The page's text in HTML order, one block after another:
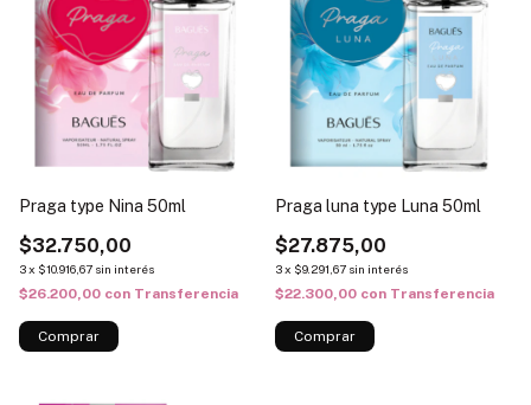
Praga type Nina 50ml
$32.750,00
3x $10.916,67 sin interés
$26.200,00 con Transferencia
Praga luna type Luna 50ml
$27.875,00
3x $9.291,67 sin interés
$22.300,00 con Transferencia